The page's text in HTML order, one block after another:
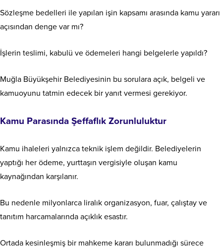
Sözleşme bedelleri ile yapılan işin kapsamı arasında kamu yararı
açısından denge var mı?
İşlerin teslimi, kabulü ve ödemeleri hangi belgelerle yapıldı?
Muğla Büyükşehir Belediyesinin bu sorulara açık, belgeli ve
kamuoyunu tatmin edecek bir yanıt vermesi gerekiyor.
Kamu Parasında Şeffaflık Zorunluluktur
Kamu ihaleleri yalnızca teknik işlem değildir. Belediyelerin
yaptığı her ödeme, yurttaşın vergisiyle oluşan kamu
kaynağından karşılanır.
Bu nedenle milyonlarca liralık organizasyon, fuar, çalıştay ve
tanıtım harcamalarında açıklık esastır.
Ortada kesinleşmiş bir mahkeme kararı bulunmadığı sürece